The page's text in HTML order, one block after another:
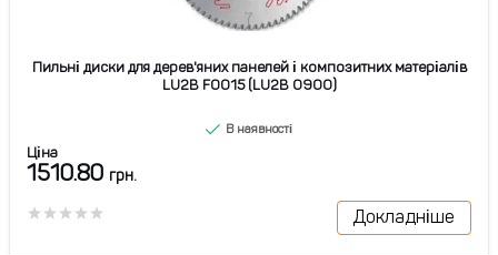
Пильні диски для дерев'яних панелей і композитних матеріалів
LU2B F0015 (LU2B 0900)
В наявності
Ціна
1510.80 грн.
Докладніше